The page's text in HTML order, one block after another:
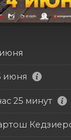
июня
25 минут